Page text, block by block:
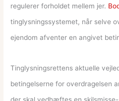
regulerer forholdet mellem jer.
tinglysningssystemet, når selve
ejendom afventer en angivet
Tinglysningsrettens aktuelle
betingelserne for overdragelsen